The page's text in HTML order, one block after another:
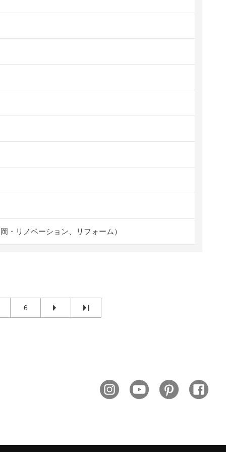
・リノベーション、リフォーム）
6